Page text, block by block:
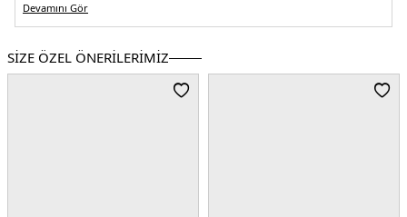
Topuk Tipi:Düz
Menşei:Vietnam
Detaylar:-Hafif -Temizlemesi kolay ve çabuk kurur -Nefes alabilirlik sağlar ve
su ve döküntülerin dışarı atılmasına yardımcı olur
Devamını Gör
SİZE ÖZEL ÖNERİLERİMİZ